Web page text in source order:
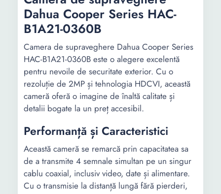
Dahua Cooper Series HAC-
B1A21-0360B
Camera de supraveghere Dahua Cooper Series
HAC-B1A21-0360B este o alegere excelentă
pentru nevoile de securitate exterior. Cu o
rezoluție de 2MP și tehnologia HDCVI, această
cameră oferă o imagine de înaltă calitate și
detalii bogate la un preț accesibil.
Performanță și Caracteristici
Această cameră se remarcă prin capacitatea sa
de a transmite 4 semnale simultan pe un singur
cablu coaxial, inclusiv video, date și alimentare.
Cu o transmisie la distanță lungă fără pierderi,